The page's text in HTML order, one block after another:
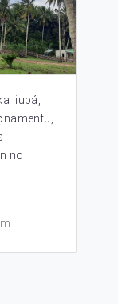
liubá,
no